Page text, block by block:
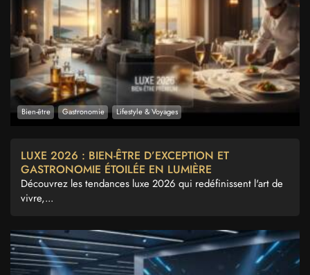
Bien-être Gastronomie Lifestyle & Voyages
LUXE 2026 : BIEN-ÊTRE D’EXCEPTION ET
GASTRONOMIE ÉTOILÉE EN LUMIÈRE
Découvrez les tendances luxe 2026 qui redéfinissent l'art de
vivre,...